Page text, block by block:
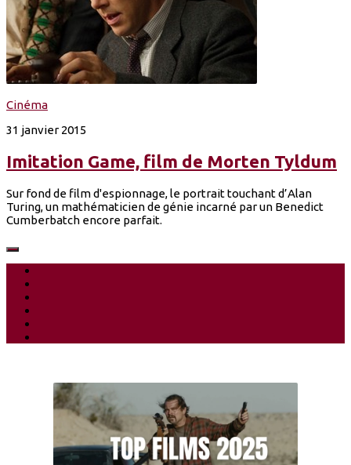
Cinéma
31 janvier 2015
Imitation Game, film de Morten Tyldum
Sur fond de film d'espionnage, le portrait touchant d’Alan
Turing, un mathématicien de génie incarné par un Benedict
Cumberbatch encore parfait.